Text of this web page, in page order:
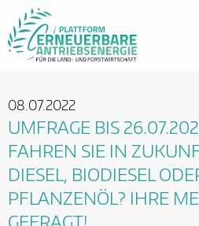
08.07.2022
UMFRAGE BIS
FAHREN SIE IN
DIESEL, BIODIESEL
PFLANZENÖL? IHRE
GEFRAGT!